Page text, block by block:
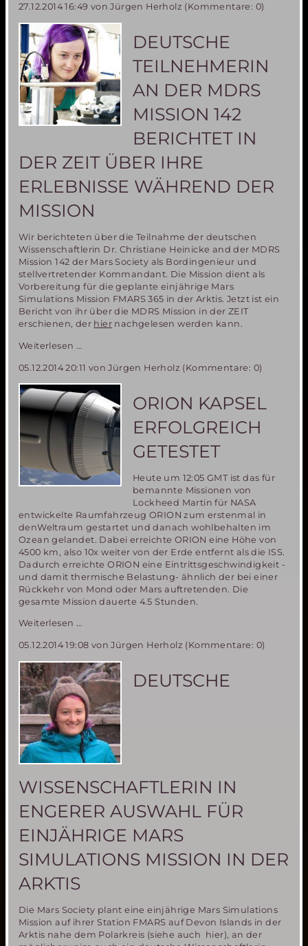
Mond
und
Mars-
was
man
dazu
wissen
sollte
27.12.2014 16:49 von Jürgen Herholz (Kommentare: 0)
DEUTSCHE
TEILNEHMERIN
AN DER MDRS
MISSION 142
BERICHTET IN
DER ZEIT ÜBER IHRE
ERLEBNISSE WÄHREND DER
MISSION
Wir berichteten über die Teilnahme der deutschen
Wissenschaftlerin Dr. Christiane Heinicke and der MDRS
Mission 142 der Mars Society als Bordingenieur und
stellvertretender Kommandant. Die Mission dient als
Vorbereitung für die geplante einjährige Mars
Simulations Mission FMARS 365 in der Arktis. Jetzt ist ein
Bericht von ihr über die MDRS Mission in der ZEIT
erschienen, der hier nachgelesen werden kann.
Weiterlesen …
an
der
MDRS
Mission
142
berichtet
über
während
der
Mission
05.12.2014 20:11 von Jürgen Herholz (Kommentare: 0)
ORION KAPSEL
ERFOLGREICH
GETESTET
Heute um 12:05 GMT ist das für
bemannte Missionen von
Lockheed Martin für NASA
entwickelte Raumfahrzeug ORION zum erstenmal in
denWeltraum gestartet und danach wohlbehalten im
Ozean gelandet. Dabei erreichte ORION eine Höhe von
4500 km, also 10x weiter von der Erde entfernt als die ISS.
Dadurch erreichte ORION eine Eintrittsgeschwindigkeit -
und damit thermische Belastung- ähnlich der bei einer
Rückkehr von Mond oder Mars auftretenden. Die
gesamte Mission dauerte 4.5 Stunden.
Weiterlesen …
erfolgreich
getestet
05.12.2014 19:08 von Jürgen Herholz (Kommentare: 0)
DEUTSCHE
WISSENSCHAFTLERIN IN
ENGERER AUSWAHL FÜR
EINJÄHRIGE MARS
SIMULATIONS MISSION IN DER
ARKTIS
Die Mars Society plant eine einjährige Mars Simulations
Mission auf ihrer Station FMARS auf Devon Islands in der
Arktis nahe dem Polarkreis (siehe auch hier), an der